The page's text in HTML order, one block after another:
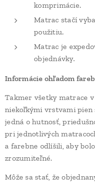
komprimácie.
Matrac stačí
použitiu.
Matrac je
objednávky.
Informácie ohľadom
Takmer všetky matrace
niekoľkými vrstvami pien
jedná o hutnosť,
pri jednotlivých
a farebne odlíšili, aby
zrozumiteľné.
Môže sa stať, že